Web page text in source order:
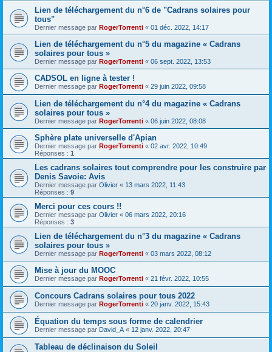
Lien de téléchargement du n°6 de "Cadrans solaires pour
tous"
Dernier message par RogerTorrenti « 01 déc. 2022, 14:17
Lien de téléchargement du n°5 du magazine « Cadrans
solaires pour tous »
Dernier message par RogerTorrenti « 06 sept. 2022, 13:53
CADSOL en ligne à tester !
Dernier message par RogerTorrenti « 29 juin 2022, 09:58
Lien de téléchargement du n°4 du magazine « Cadrans
solaires pour tous »
Dernier message par RogerTorrenti « 06 juin 2022, 08:08
Sphère plate universelle d'Apian
Dernier message par RogerTorrenti « 02 avr. 2022, 10:49
Réponses : 1
Les cadrans solaires tout comprendre pour les construire par
Denis Savoie: Avis
Dernier message par Olivier « 13 mars 2022, 11:43
Réponses : 9
Merci pour ces cours !!
Dernier message par Olivier « 06 mars 2022, 20:16
Réponses : 3
Lien de téléchargement du n°3 du magazine « Cadrans
solaires pour tous »
Dernier message par RogerTorrenti « 03 mars 2022, 08:12
Mise à jour du MOOC
Dernier message par RogerTorrenti « 21 févr. 2022, 10:55
Concours Cadrans solaires pour tous 2022
Dernier message par RogerTorrenti « 20 janv. 2022, 15:43
Équation du temps sous forme de calendrier
Dernier message par David_A « 12 janv. 2022, 20:47
Tableau de déclinaison du Soleil